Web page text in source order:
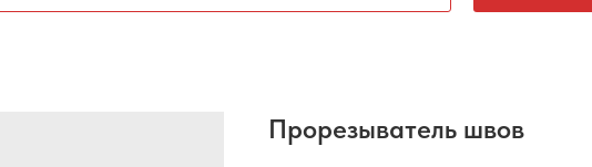
Прорезыватель швов